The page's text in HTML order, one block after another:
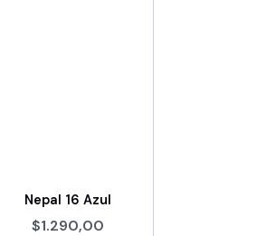
Nepal 16 Azul
$1.290,00